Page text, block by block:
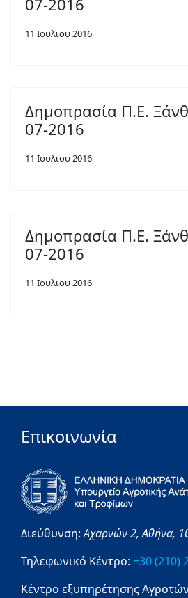
07-2016
11 Ιουλιου 2016
Δημοπρασία Π.Ε.
07-2016
11 Ιουλιου 2016
Δημοπρασία Π.Ε.
07-2016
11 Ιουλιου 2016
Επικοινωνία
Διεύθυνση:Αχαρνών 2,Αθήνα,
Τηλεφωνικό Κέντρο: +30 (210)
Κέντρο εξυπηρέτησης